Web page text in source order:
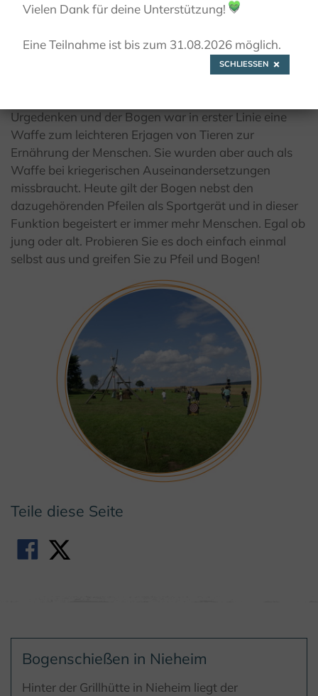
Urgedenken und der Bogen war in erster Linie eine
Waffe zum leichteren Erjagen von Tieren zur
Ernährung der Menschen. Sie wurden aber auch als
Waffe bei kriegerischen Auseinandersetzungen
missbraucht. Heute gilt der Bogen nebst den
dazugehörenden Pfeilen als Sportgerät und in dieser
Funktion begeistert er immer mehr Menschen. Egal ob
jung oder alt. Probieren Sie es doch einfach einmal
selbst aus und greifen Sie zu Pfeil und Bogen!
Teile diese Seite
Bogenschießen in Nieheim
Hinter der Grillhütte in Nieheim liegt der
Vielen Dank für deine Unterstützung! 💚
Eine Teilnahme ist bis zum 31.08.2026 möglich.
SCHLIESSEN